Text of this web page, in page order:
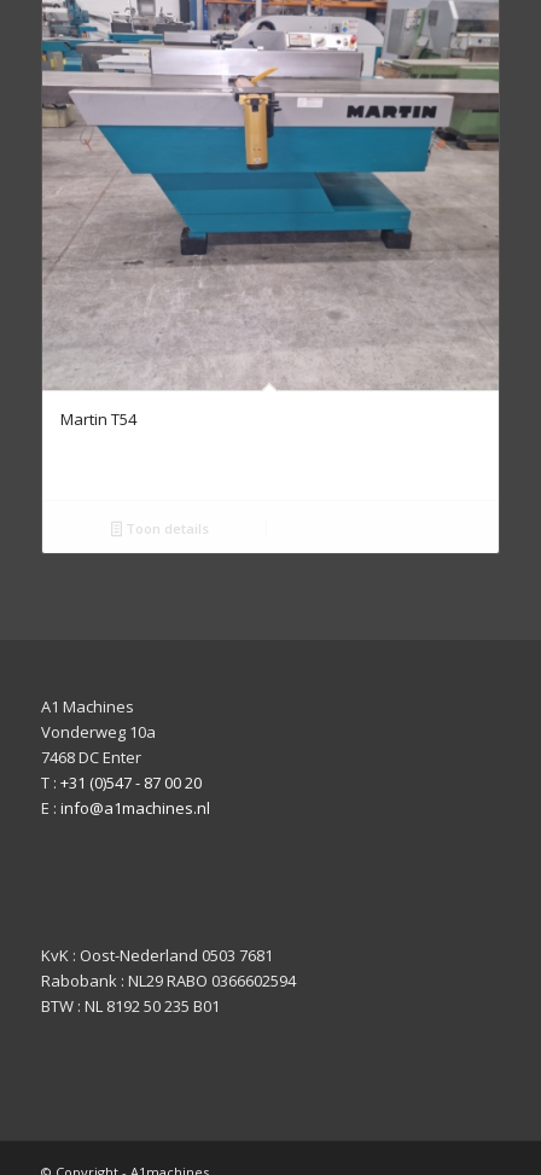
Martin T54
Toon details
A1 Machines
Vonderweg 10a
7468 DC Enter
T : +31 (0)547 - 87 00 20
E : info@a1machines.nl
KvK : Oost-Nederland 0503 7681
Rabobank : NL29 RABO 0366602594
BTW : NL 8192 50 235 B01